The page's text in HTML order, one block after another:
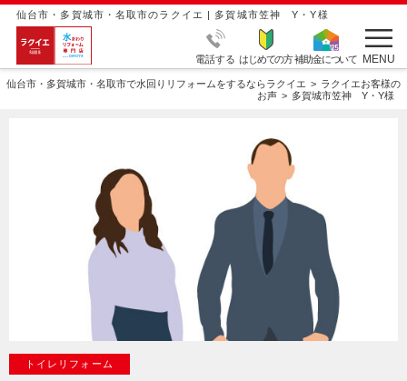
仙台市・多賀城市・名取市のラクイエ | 多賀城市笠神 Y・Y様
電話する はじめての方補助金について MENU
仙台市・多賀城市・名取市で水回りリフォームをするならラクイエ
ラクイエお客様の
お声
多賀城市笠神 Y・Y様
トイレリフォーム